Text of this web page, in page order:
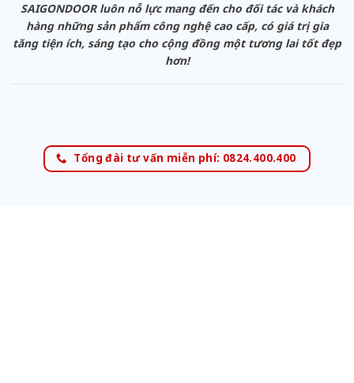
SAIGONDOOR luôn nỗ lực mang đến cho đối tác và khách
hàng những sản phẩm công nghệ cao cấp, có giá trị gia
tăng tiện ích, sáng tạo cho cộng đồng một tương lai tốt đẹp
hơn!
Tổng đài tư vấn miễn phí: 0824.400.400